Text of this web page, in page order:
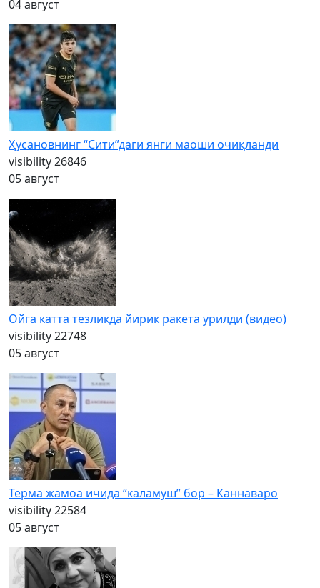
04 август
Ҳусановнинг “Сити”даги янги маоши очиқланди
visibility26846
05 август
Ойга катта тезликда йирик ракета урилди (видео)
visibility22748
05 август
Терма жамоа ичида “каламуш” бор – Каннаваро
visibility22584
05 август